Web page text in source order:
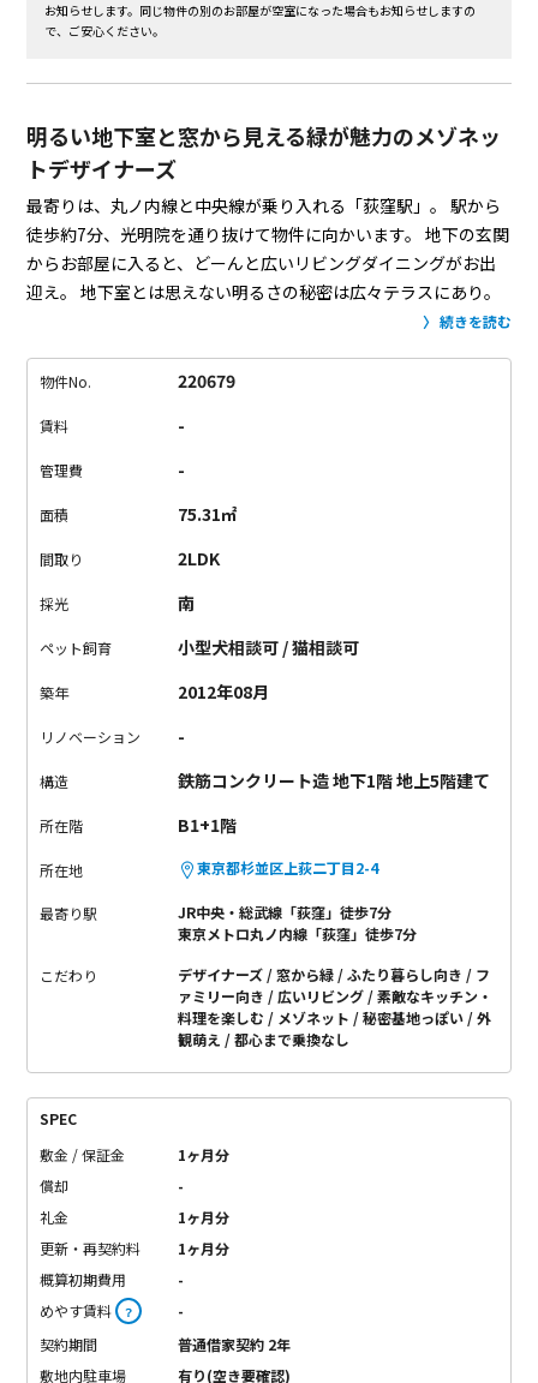
お知らせします。同じ物件の別のお部屋が空室になった場合もお知らせしますの
で、ご安心ください。
明るい地下室と窓から見える緑が魅力のメゾネッ
トデザイナーズ
最寄りは、丸ノ内線と中央線が乗り入れる「荻窪駅」。 駅から
徒歩約7分、光明院を通り抜けて物件に向かいます。
地下の玄関
からお部屋に入ると、どーんと広いリビングダイニングがお出
迎え。 地下室とは思えない明るさの秘密は広々テラスにあり。
開放的な対面キッチ
ちゃいましょう！
1Fには水回りと2つの洋室。
離れがたくなりそうなお家。
住み続けられそうです。
続きを読む
物件No. 220679
賃料 -
管理費 -
面積 75.31㎡
間取り 2LDK
採光 南
ペット飼育 小型犬相談可 / 猫相談可
築年 2012年08月
リノベーション -
構造 鉄筋コンクリート造 地下1階 地上5階建て
所在階 B1+1階
所在地 東京都杉並区上荻二丁目2-4
最寄り駅
JR中央・総武線「荻窪」徒歩7分
東京メトロ丸ノ内線「荻窪」徒歩7分
こだわり デザイナーズ 窓から緑 ふたり暮らし向き
フ
ァミリー向き
広いリビング
素敵なキッチン・
料理を楽しむ
メゾネット 秘密基地っぽい
外
観萌え
都心まで乗換なし
SPEC
敷金 / 保証金
1ヶ月分
償却
-
礼金
1ヶ月分
更新・再契約料
1ヶ月分
概算初期費用
-
めやす賃料 ？
-
契約期間
普通借家契約 2年
敷地内駐車場
有り(空き要確認)